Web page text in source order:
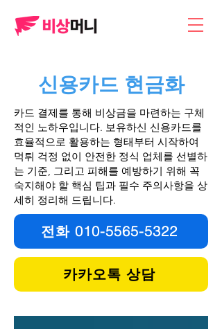
​신용카드 현금화
카드 결제를 통해 비상금을 마련하는 구체
적인 노하우입니다. 보유하신 신용카드를
효율적으로 활용하는 형태부터 시작하여
먹튀 걱정 없이 안전한 정식 업체를 선별하
는 기준, 그리고 피해를 예방하기 위해 꼭
숙지해야 할 핵심 팁과 필수 주의사항을 상
세히 정리해 드립니다.
전화 010-5565-5322
카카오톡 상담